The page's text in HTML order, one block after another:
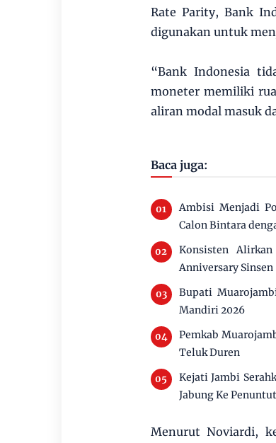
Rate Parity, Bank
digunakan untuk
“Bank Indonesia
moneter memiliki
aliran modal masuk
Baca juga:
Ambisi Menjadi
Calon Bintara
Konsisten
Anniversary Sinsen
Bupati
Mandiri 2026
Pemkab
Teluk Duren
Kejati Jambi
Jabung Ke
Menurut Noviardi,